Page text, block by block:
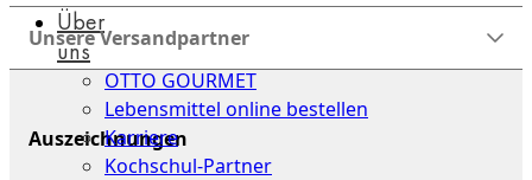
Über
uns
OTTO GOURMET
Lebensmittel online bestellen
Karriere
Kochschul-Partner
Unsere Versandpartner
Auszeichnungen